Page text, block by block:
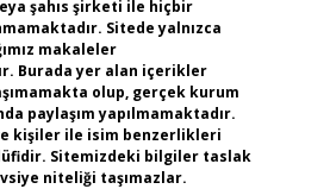
şahıs şirketi ile hiçbir
Sitede yalnızca
makaleler
Burada yer alan içerikler
olup, gerçek kurum
paylaşım yapılmamaktadır.
kişiler ile isim benzerlikleri
Sitemizdeki bilgiler taslak
niteliği taşımazlar.